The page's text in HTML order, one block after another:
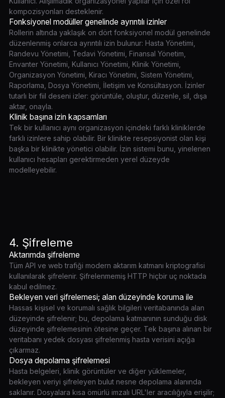
kompozisyonları desteklenir.
Fonksiyonel modüller genelinde ayrıntılı izinler
Rollerin altında yaklaşık on dört fonksiyonel modül genelinde
düzenlenmiş onlarca ayrıntılı izin bulunur: Hasta Yönetimi,
Randevu Yönetimi, Tedavi Yönetimi, Finansal Yönetim,
Envanter Yönetimi, Kullanıcı Yönetimi, Klinik Yönetimi,
Organizasyon Yönetimi, Kiracı Yönetimi, Sistem Yönetimi,
Raporlama, Dosya Yönetimi, İletişim ve Konsültasyon. İzinler
tutarlı bir fiil deseni izler: görüntüle, oluştur, düzenle, sil, dışa
aktar, onayla.
Klinik başına izin kapsamları
Tek bir kullanıcı aynı organizasyon içindeki farklı kliniklerde
farklı izinlere sahip olabilir. Bir klinikte resepsiyonist olan kişi
başka bir klinikte yönetici olabilir. İzin sistemi bunu, yinelenen
kullanıcı hesapları gerektirmeden yerel düzeyde
modelleyebilir.
4. Şifreleme
Aktarımda şifreleme
Tüm API ve web trafiği modern aktarım katmanı kriptografisi
kullanılarak şifrelenir. Şifrelenmemiş HTTP hiçbir uç noktada
kabul edilmez.
Bekleyen veri şifrelemesi; alan düzeyinde koruma ile
Hassas kişisel ve korumalı sağlık bilgileri veritabanında alan
düzeyinde şifrelenir; bu, depolama katmanının sunduğu disk
düzeyinde şifrelemesinin ötesine geçer. Tek başına alınan bir
veritabanı yedek dosyası şifrelenmiş hasta verisini açığa
çıkarmaz.
Dosya depolama şifrelemesi
Hasta belgeleri, klinik görüntüler ve diğer yüklemeler,
bekleyen veriyi şifreleyen bulut nesne depolama alanında
saklanır. Dosyalara kısa ömürlü imzalı URL'ler aracılığıyla erişilir;